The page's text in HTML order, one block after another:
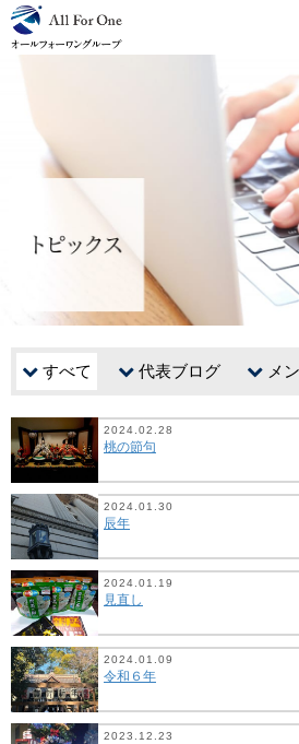
すべて 代表ブログ メ
2024.02.28
桃の節句
2024.01.30
辰年
2024.01.19
見直し
2024.01.09
令和６年
2023.12.23